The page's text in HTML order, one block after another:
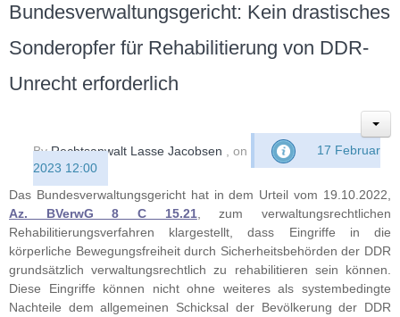
Bundesverwaltungsgericht: Kein drastisches
Sonderopfer für Rehabilitierung von DDR-
Unrecht erforderlich
ByRechtsanwalt Lasse Jacobsen , on
17 Februar
2023 12:00
Das Bundesverwaltungsgericht hat in dem Urteil vom 19.10.2022,
Az. BVerwG 8 C 15.21, zum verwaltungsrechtlichen
Rehabilitierungsverfahren klargestellt, dass Eingriffe in die
körperliche Bewegungsfreiheit durch Sicherheitsbehörden der DDR
grundsätzlich verwaltungsrechtlich zu rehabilitieren sein können.
Diese Eingriffe können nicht ohne weiteres als systembedingte
Nachteile dem allgemeinen Schicksal der Bevölkerung der DDR